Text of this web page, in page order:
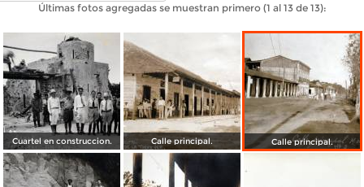
Últimas fotos agregadas se muestran primero (1 al 13 de 13):
Cuartel en construccion. Calle principal. Calle principal.